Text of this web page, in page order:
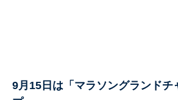
9月15日は「マラソングランドチ